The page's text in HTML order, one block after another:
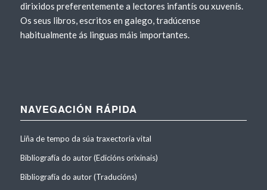
dirixidos preferentemente a lectores infantís ou xuvenís.
Os seus libros, escritos en galego, tradúcense
habitualmente ás linguas máis importantes.
NAVEGACIÓN RÁPIDA
Liña de tempo da súa traxectoria vital
Bibliografía do autor (Edicións orixinais)
Bibliografía do autor (Traducións)